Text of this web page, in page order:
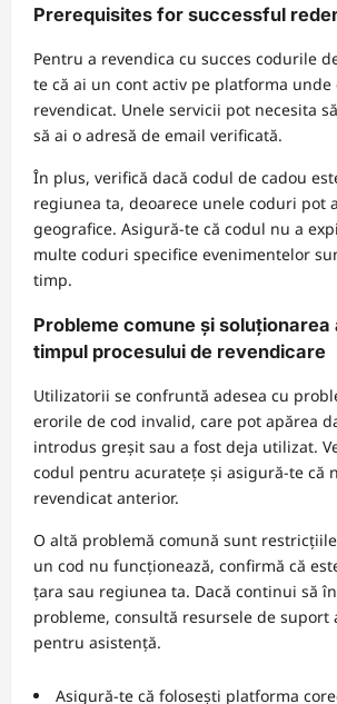
Prerequisites for successful
Pentru a revendica cu succes codurile
te că ai un cont activ pe platforma unde
revendicat. Unele servicii pot necesita
să ai o adresă de email verificată.
În plus, verifică dacă codul de cadou
regiunea ta, deoarece unele coduri pot
geografice. Asigură-te că codul nu a
multe coduri specifice evenimentelor
timp.
Probleme comune și
timpul procesului de revendicare
Utilizatorii se confruntă adesea cu
erorile de cod invalid, care pot apărea
introdus greșit sau a fost deja utilizat.
codul pentru acuratețe și asigură-te că
revendicat anterior.
O altă problemă comună sunt
un cod nu funcționează, confirmă că
țara sau regiunea ta. Dacă continui să
probleme, consultă resursele de suport
pentru asistență.
Asigură-te că folosești platforma